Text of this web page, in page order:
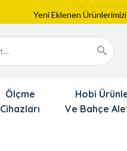
Yeni Eklenen
Dede'den Çok Yakında
Ölçme
Cihazları
Hobi
Ve Bahçe